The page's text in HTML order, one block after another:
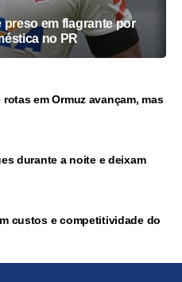
em flagrante por
no PR
em Ormuz avançam, mas
durante a noite e deixam
custos e competitividade do